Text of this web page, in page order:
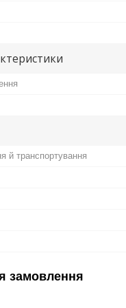
й транспортування
замовлення